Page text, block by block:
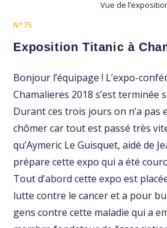
Vue de
N°75
Exposition Titanic à
Bonjour l’équipage ! L’expo-
Chamalieres 2018 s’est terminée
Durant ces trois jours on n’a pas
chômer car tout est passé très
qu’Aymeric Le Guisquet, aidé de
prépare cette expo qui a été
Tout d’abord cette expo est
lutte contre le cancer et a pour
gens contre cette maladie qui a